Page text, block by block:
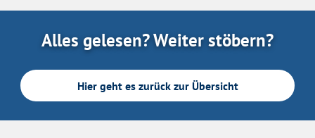
Alles gelesen? Weiter stöbern?
Hier geht es zurück zur Übersicht